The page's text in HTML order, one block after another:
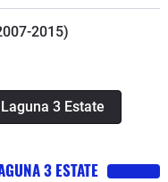
2015)
3 Estate
3 ESTATE